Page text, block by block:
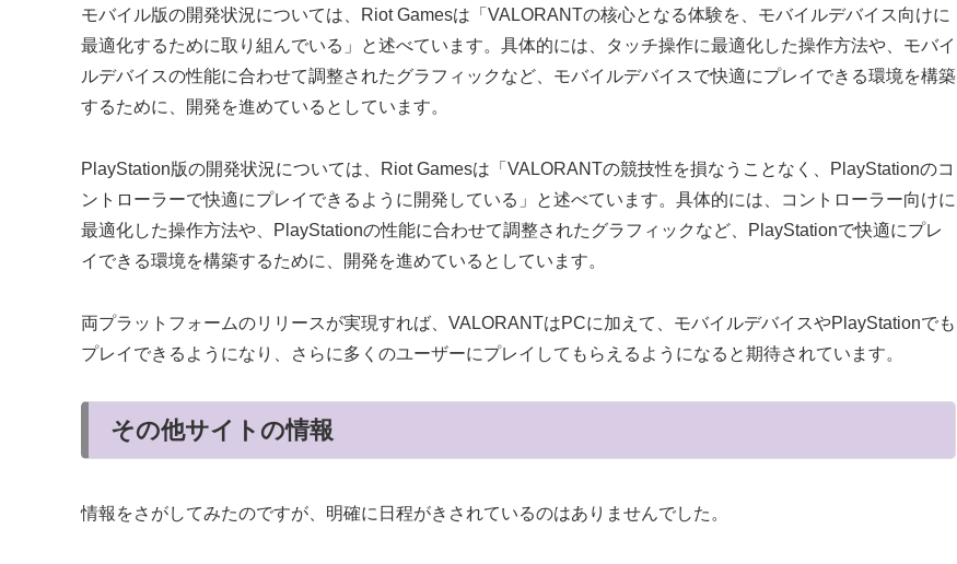
モバイル版の開発状況については、Riot Gamesは「VALORANTの核心となる体験を、モバイルデバイス向けに
最適化するために取り組んでいる」と述べています。具体的には、タッチ操作に最適化した操作方法や、モバイ
ルデバイスの性能に合わせて調整されたグラフィックなど、モバイルデバイスで快適にプレイできる環境を構築
するために、開発を進めているとしています。
PlayStation版の開発状況については、Riot Gamesは「VALORANTの競技性を損なうことなく、PlayStationのコ
ントローラーで快適にプレイできるように開発している」と述べています。具体的には、コントローラー向けに
最適化した操作方法や、PlayStationの性能に合わせて調整されたグラフィックなど、PlayStationで快適にプレ
イできる環境を構築するために、開発を進めているとしています。
両プラットフォームのリリースが実現すれば、VALORANTはPCに加えて、モバイルデバイスやPlayStationでも
プレイできるようになり、さらに多くのユーザーにプレイしてもらえるようになると期待されています。
その他サイトの情報
情報をさがしてみたのですが、明確に日程がきされているのはありませんでした。